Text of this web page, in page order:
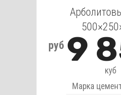
руб 9
куб
Марка